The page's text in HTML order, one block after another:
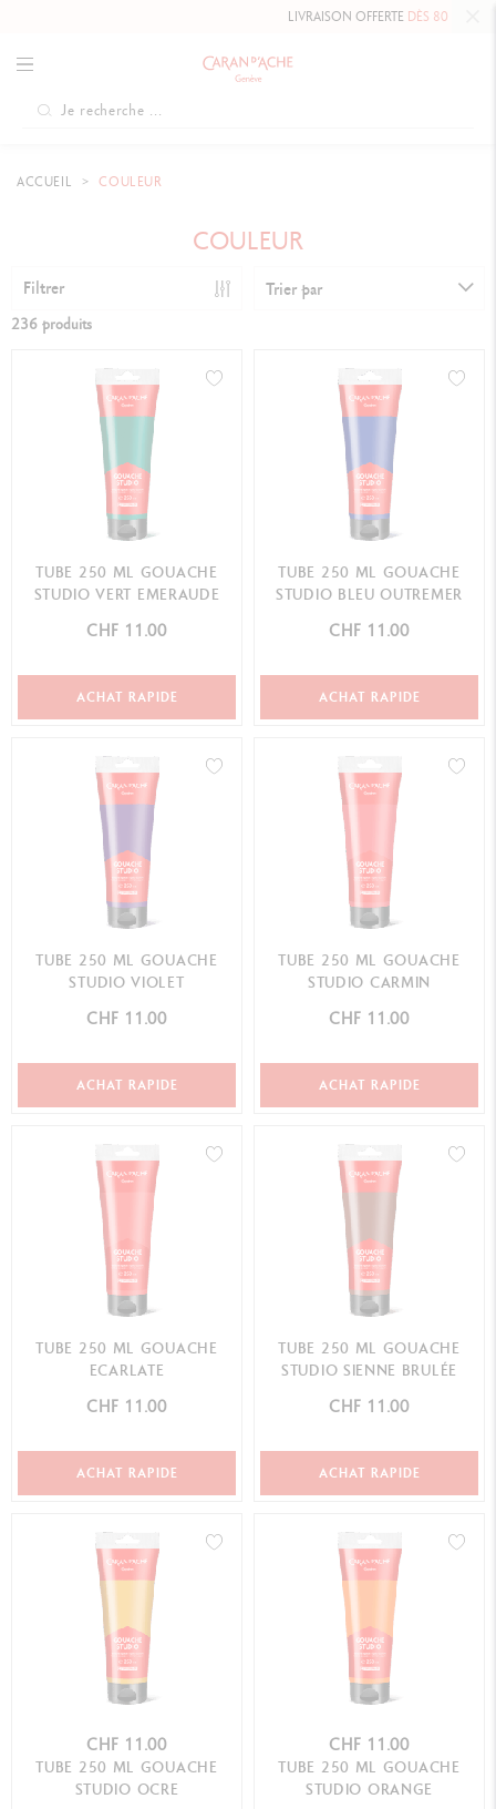
LIVRAISON OFFERTEDÈS 80 CHF.
ACCUEIL COULEUR
COULEUR
Filtrer Trier par
236 produits
TUBE 250 ML GOUACHE
STUDIO VERT EMERAUDE
CHF 11.00
ACHAT RAPIDE
TUBE 250 ML GOUACHE
STUDIO BLEU OUTREMER
CHF 11.00
ACHAT RAPIDE
TUBE 250 ML GOUACHE
STUDIO VIOLET
CHF 11.00
ACHAT RAPIDE
TUBE 250 ML GOUACHE
STUDIO CARMIN
CHF 11.00
ACHAT RAPIDE
TUBE 250 ML GOUACHE
ECARLATE
CHF 11.00
ACHAT RAPIDE
TUBE 250 ML GOUACHE
STUDIO SIENNE BRULÉE
CHF 11.00
ACHAT RAPIDE
CHF 11.00
TUBE 250 ML GOUACHE
STUDIO OCRE
CHF 11.00
TUBE 250 ML GOUACHE
STUDIO ORANGE